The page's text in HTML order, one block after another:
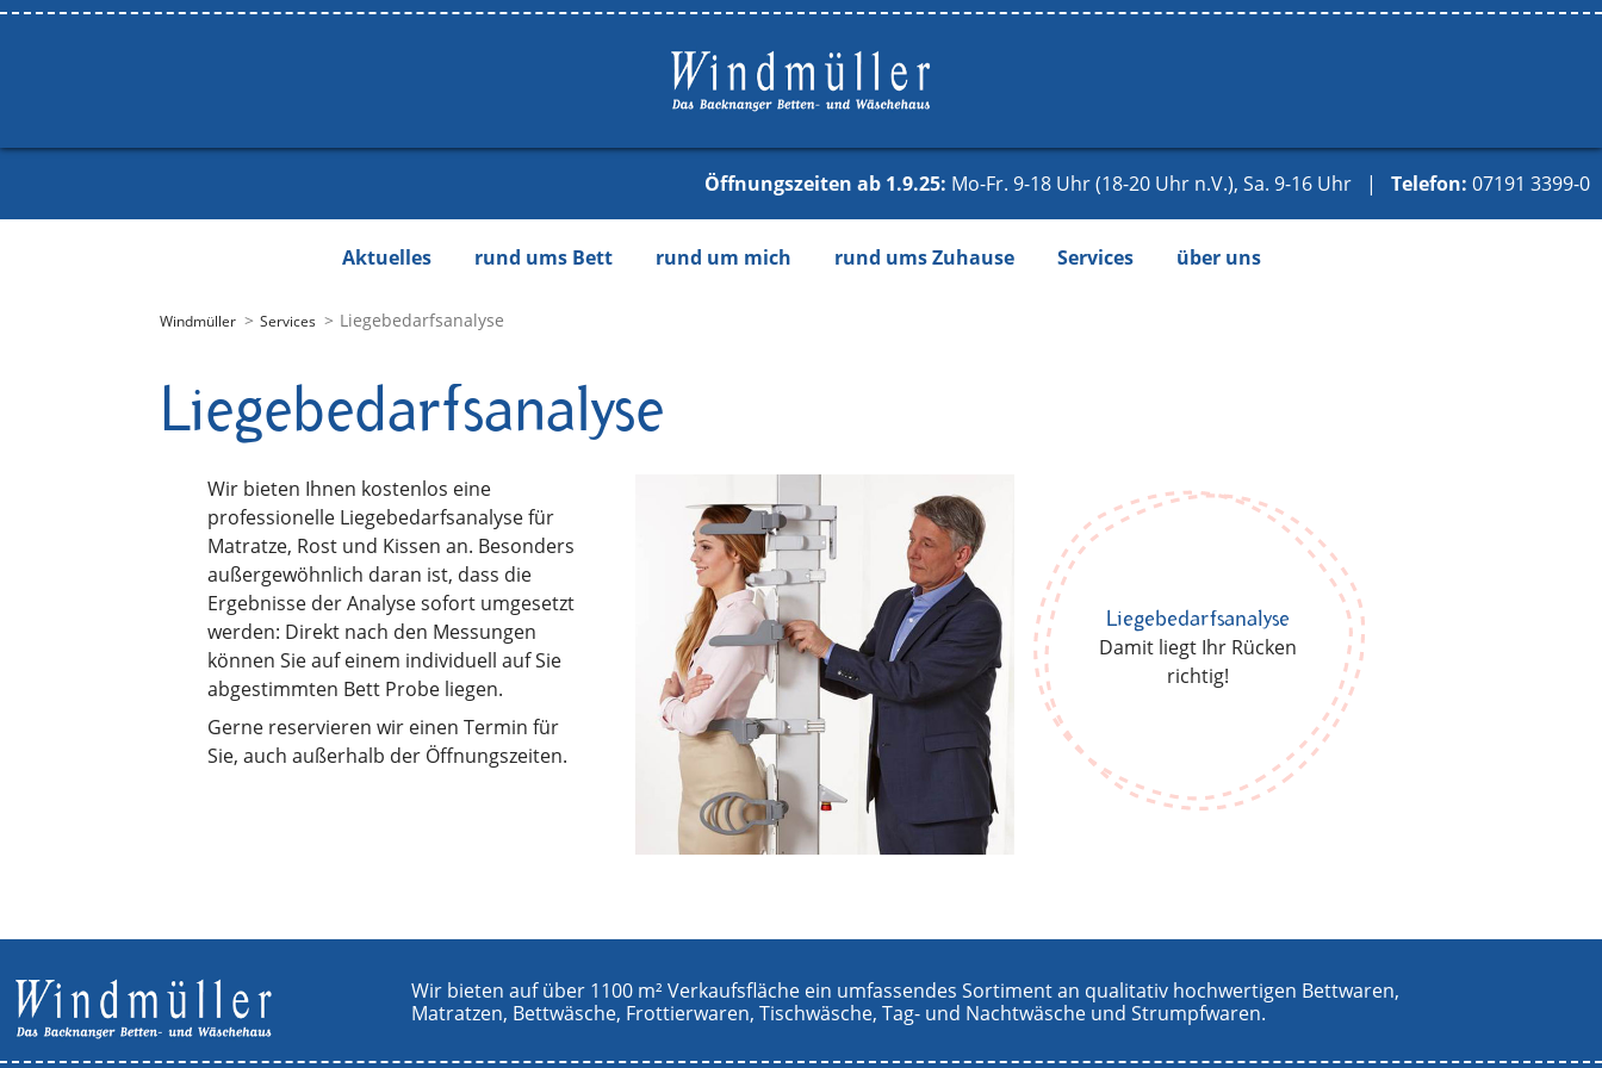
Öffnungszeiten ab 1.9.25: Mo-Fr. 9-18 Uhr (18-20 Uhr n.V.), Sa. 9-16 Uhr | Telefon: 07191 3399-0
Navigation
Aktuelles rund ums Bett rund um mich rund ums Zuhause Services über uns
Windmüller Services Liegebedarfsanalyse
Liegebedarfsanalyse
Wir bieten Ihnen kostenlos eine
professionelle Liegebedarfsanalyse für
Matratze, Rost und Kissen an. Besonders
außergewöhnlich daran ist, dass die
Ergebnisse der Analyse sofort umgesetzt
werden: Direkt nach den Messungen
können Sie auf einem individuell auf Sie
abgestimmten Bett Probe liegen.
Gerne reservieren wir einen Termin für
Sie, auch außerhalb der Öffnungszeiten.
Liegebedarfsanalyse
Damit liegt Ihr Rücken
richtig!
Wir bieten auf über 1100 m² Verkaufsfläche ein umfassendes Sortiment an qualitativ hochwertigen Bettwaren,
Matratzen, Bettwäsche, Frottierwaren, Tischwäsche, Tag- und Nachtwäsche und Strumpfwaren.